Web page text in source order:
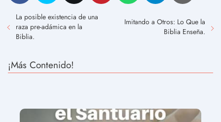
La posible existencia de una
raza pre-adámica en la
Biblia.
Imitando a Otros: Lo Que la
Biblia Enseña.
¡Más Contenido!